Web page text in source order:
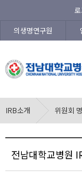
의생명연구원
IRB소개 위원회
전남대학교병원